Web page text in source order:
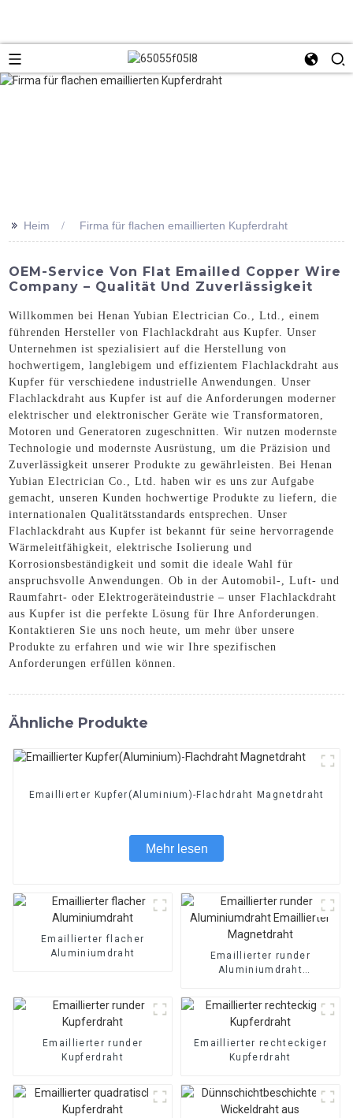
>> Heim Firma für flachen emaillierten Kupferdraht
OEM-Service Von Flat Emailled Copper Wire
Company – Qualität Und Zuverlässigkeit
Willkommen bei Henan Yubian Electrician Co., Ltd., einem
führenden Hersteller von Flachlackdraht aus Kupfer. Unser
Unternehmen ist spezialisiert auf die Herstellung von
hochwertigem, langlebigem und effizientem Flachlackdraht aus
Kupfer für verschiedene industrielle Anwendungen. Unser
Flachlackdraht aus Kupfer ist auf die Anforderungen moderner
elektrischer und elektronischer Geräte wie Transformatoren,
Motoren und Generatoren zugeschnitten. Wir nutzen modernste
Technologie und modernste Ausrüstung, um die Präzision und
Zuverlässigkeit unserer Produkte zu gewährleisten. Bei Henan
Yubian Electrician Co., Ltd. haben wir es uns zur Aufgabe
gemacht, unseren Kunden hochwertige Produkte zu liefern, die
internationalen Qualitätsstandards entsprechen. Unser
Flachlackdraht aus Kupfer ist bekannt für seine hervorragende
Wärmeleitfähigkeit, elektrische Isolierung und
Korrosionsbeständigkeit und somit die ideale Wahl für
anspruchsvolle Anwendungen. Ob in der Automobil-, Luft- und
Raumfahrt- oder Elektrogeräteindustrie – unser Flachlackdraht
aus Kupfer ist die perfekte Lösung für Ihre Anforderungen.
Kontaktieren Sie uns noch heute, um mehr über unsere
Produkte zu erfahren und wie wir Ihre spezifischen
Anforderungen erfüllen können.
Ähnliche Produkte
Emaillierter Kupfer(Aluminium)-Flachdraht Magnetdraht
Mehr lesen
Emaillierter flacher
Aluminiumdraht
Emaillierter runder
Aluminiumdraht
Emaillierter runder
Kupferdraht
Emaillierter rechteckiger
Kupferdraht